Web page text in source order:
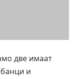
две имаат
и